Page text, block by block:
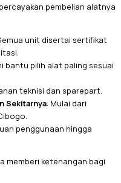
pembelian alatnya
unit disertai sertifikat
bantu pilih alat paling sesuai
teknisi dan sparepart.
Sekitarnya: Mulai dari
penggunaan hingga
memberi ketenangan bagi